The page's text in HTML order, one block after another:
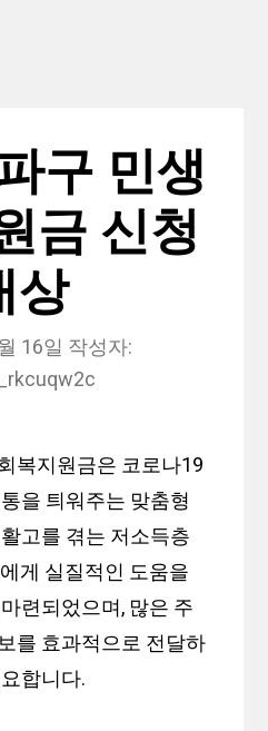
구 민생
금 신청
상
16일 작성자:
복지원금은 코로나19
을 틔워주는 맞춤형
고를 겪는 저소득층
게 실질적인 도움을
련되었으며, 많은 주
를 효과적으로 전달하
합니다.